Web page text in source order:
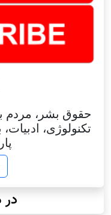
حقوق بشر، مردم
تکنولوژی،